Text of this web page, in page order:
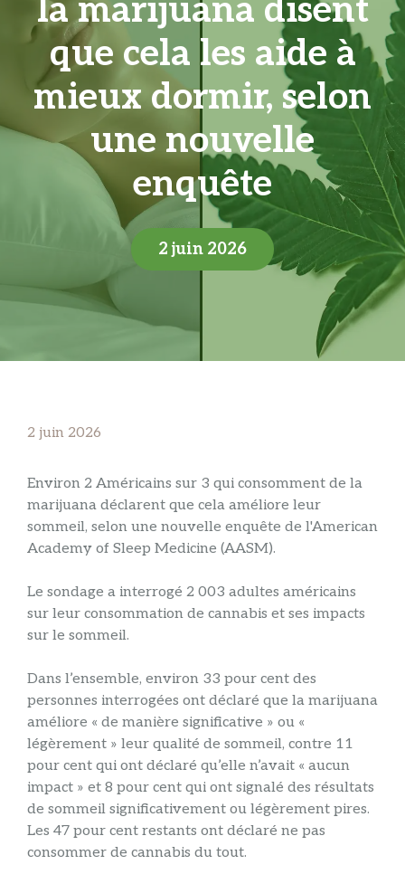
la marijuana disent
que cela les aide à
mieux dormir, selon
une nouvelle
enquête
2 juin 2026
2 juin 2026
Environ 2 Américains sur 3 qui consomment de la
marijuana déclarent que cela améliore leur
sommeil, selon une nouvelle enquête de l'American
Academy of Sleep Medicine (AASM).
Le sondage a interrogé 2 003 adultes américains
sur leur consommation de cannabis et ses impacts
sur le sommeil.
Dans l’ensemble, environ 33 pour cent des
personnes interrogées ont déclaré que la marijuana
améliore « de manière significative » ou «
légèrement » leur qualité de sommeil, contre 11
pour cent qui ont déclaré qu’elle n’avait « aucun
impact » et 8 pour cent qui ont signalé des résultats
de sommeil significativement ou légèrement pires.
Les 47 pour cent restants ont déclaré ne pas
consommer de cannabis du tout.